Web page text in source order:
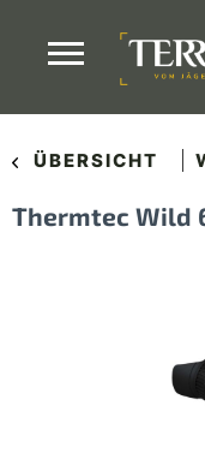
ÜBERSICHT
Thermtec Wild